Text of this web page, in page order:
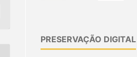
PRESERVAÇÃO DIGITAL